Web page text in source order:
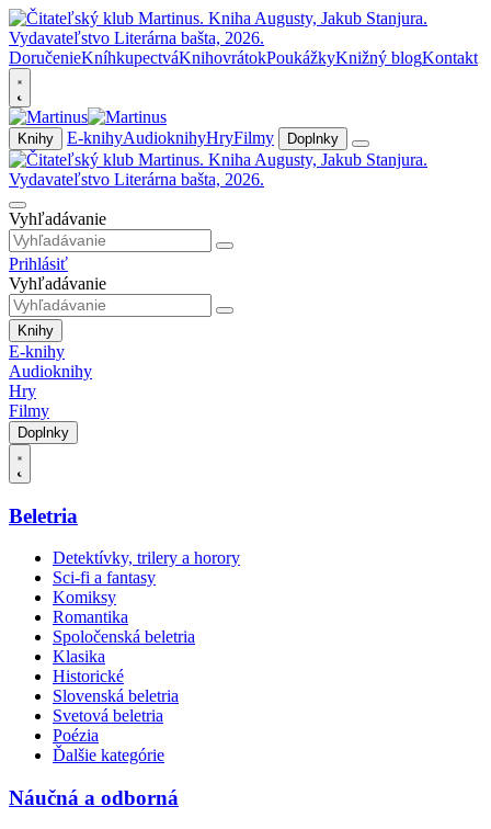
DoručenieKníhkupectváKnihovrátokPoukážkyKnižný blogKontakt
Knihy E-knihyAudioknihyHryFilmy Doplnky
Vyhľadávanie
Prihlásiť
Vyhľadávanie
Knihy
E-knihy
Audioknihy
Hry
Filmy
Doplnky
Beletria
Detektívky, trilery a horory
Sci-fi a fantasy
Komiksy
Romantika
Spoločenská beletria
Klasika
Historické
Slovenská beletria
Svetová beletria
Poézia
Ďalšie kategórie
Náučná a odborná